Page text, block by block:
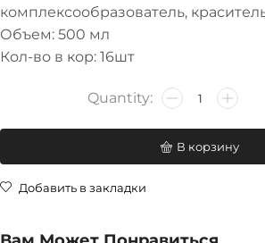
комплексообразователь,
Объем: 500 мл
Кол-во в кор: 16шт
В корзину
Добавить в закладки